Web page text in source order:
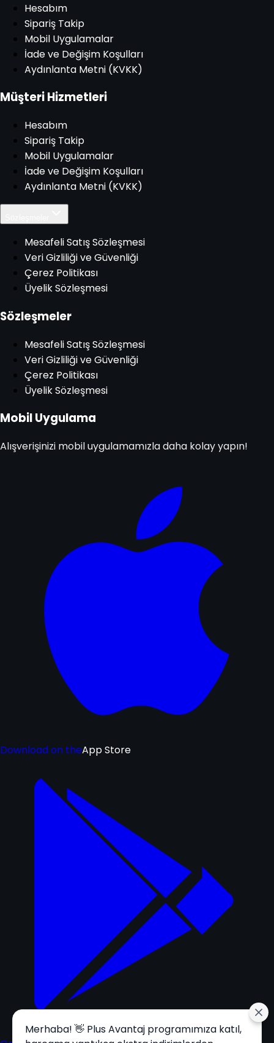
Hesabım
Sipariş Takip
Mobil Uygulamalar
İade ve Değişim Koşulları
Aydınlanta Metni (KVKK)
Müşteri Hizmetleri
Hesabım
Sipariş Takip
Mobil Uygulamalar
İade ve Değişim Koşulları
Aydınlanta Metni (KVKK)
Mesafeli Satış Sözleşmesi
Veri Gizliliği ve Güvenliği
Çerez Politikası
Üyelik Sözleşmesi
Sözleşmeler
Mesafeli Satış Sözleşmesi
Veri Gizliliği ve Güvenliği
Çerez Politikası
Üyelik Sözleşmesi
Mobil Uygulama
Alışverişinizi mobil uygulamamızla daha kolay yapın!
Download on theApp Store
Merhaba! 👋 Plus Avantaj programımıza katıl,